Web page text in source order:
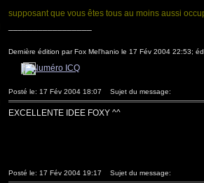
supposant que vous êtes tous au moins aussi
Dernière édition par Fox Mel'hanio le 17 Fév 2004 22:53;
Posté le: 17 Fév 2004 18:07 Sujet du message:
EXCELLENTE IDEE FOXY ^^
Posté le: 17 Fév 2004 19:17 Sujet du message: